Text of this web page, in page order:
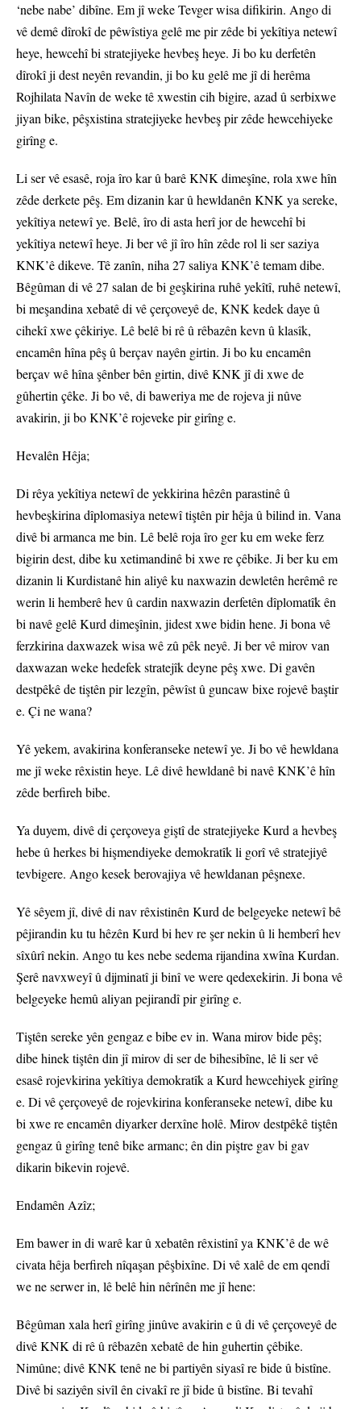
‘nebe nabe’ dibîne. Em jî weke Tevger wisa difikirin. Ango di
vê demê dîrokî de pêwîstiya gelê me pir zêde bi yekîtiya netewî
heye, hewcehî bi stratejiyeke hevbeş heye. Ji bo ku derfetên
dîrokî ji dest neyên revandin, ji bo ku gelê me jî di herêma
Rojhilata Navîn de weke tê xwestin cih bigire, azad û serbixwe
jiyan bike, pêşxistina stratejiyeke hevbeş pir zêde hewcehiyeke
girîng e.
Li ser vê esasê, roja îro kar û barê KNK dimeşîne, rola xwe hîn
zêde derkete pêş. Em dizanin kar û hewldanên KNK ya sereke,
yekîtiya netewî ye. Belê, îro di asta herî jor de hewcehî bi
yekîtiya netewî heye. Ji ber vê jî îro hîn zêde rol li ser saziya
KNK’ê dikeve. Tê zanîn, niha 27 saliya KNK’ê temam dibe.
Bêgûman di vê 27 salan de bi geşkirina ruhê yekîtî, ruhê netewî,
bi meşandina xebatê di vê çerçoveyê de, KNK kedek daye û
cihekî xwe çêkiriye. Lê belê bi rê û rêbazên kevn û klasîk,
encamên hîna pêş û berçav nayên girtin. Ji bo ku encamên
berçav wê hîna şênber bên girtin, divê KNK jî di xwe de
gûhertin çêke. Ji bo vê, di baweriya me de rojeva ji nûve
avakirin, ji bo KNK’ê rojeveke pir girîng e.
Hevalên Hêja;
Di rêya yekîtiya netewî de yekkirina hêzên parastinê û
hevbeşkirina dîplomasiya netewî tiştên pir hêja û bilind in. Vana
divê bi armanca me bin. Lê belê roja îro ger ku em weke ferz
bigirin dest, dibe ku xetimandinê bi xwe re çêbike. Ji ber ku em
dizanin li Kurdistanê hin aliyê ku naxwazin dewletên herêmê re
werin li hemberê hev û cardin naxwazin derfetên dîplomatîk ên
bi navê gelê Kurd dimeşînin, jidest xwe bidin hene. Ji bona vê
ferzkirina daxwazek wisa wê zû pêk neyê. Ji ber vê mirov van
daxwazan weke hedefek stratejîk deyne pêş xwe. Di gavên
destpêkê de tiştên pir lezgîn, pêwîst û guncaw bixe rojevê baştir
e. Çi ne wana?
Yê yekem, avakirina konferanseke netewî ye. Ji bo vê hewldana
me jî weke rêxistin heye. Lê divê hewldanê bi navê KNK’ê hîn
zêde berfireh bibe.
Ya duyem, divê di çerçoveya giştî de stratejiyeke Kurd a hevbeş
hebe û herkes bi hişmendiyeke demokratîk li gorî vê stratejiyê
tevbigere. Ango kesek berovajiya vê hewldanan pêşnexe.
Yê sêyem jî, divê di nav rêxistinên Kurd de belgeyeke netewî bê
pêjirandin ku tu hêzên Kurd bi hev re şer nekin û li hemberî hev
sîxûrî nekin. Ango tu kes nebe sedema rijandina xwîna Kurdan.
Şerê navxweyî û dijminatî ji binî ve were qedexekirin. Ji bona vê
belgeyeke hemû aliyan pejirandî pir girîng e.
Tiştên sereke yên gengaz e bibe ev in. Wana mirov bide pêş;
dibe hinek tiştên din jî mirov di ser de bihesibîne, lê li ser vê
esasê rojevkirina yekîtiya demokratîk a Kurd hewcehiyek girîng
e. Di vê çerçoveyê de rojevkirina konferanseke netewî, dibe ku
bi xwe re encamên diyarker derxîne holê. Mirov destpêkê tiştên
gengaz û girîng tenê bike armanc; ên din piştre gav bi gav
dikarin bikevin rojevê.
Endamên Azîz;
Em bawer in di warê kar û xebatên rêxistinî ya KNK’ê de wê
civata hêja berfireh nîqaşan pêşbixîne. Di vê xalê de em qendî
we ne serwer in, lê belê hin nêrînên me jî hene:
Bêgûman xala herî girîng jinûve avakirin e û di vê çerçoveyê de
divê KNK di rê û rêbazên xebatê de hin guhertin çêbike.
Nimûne; divê KNK tenê ne bi partiyên siyasî re bide û bistîne.
Divê bi saziyên sivîl ên civakî re jî bide û bistîne. Bi tevahî